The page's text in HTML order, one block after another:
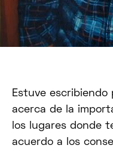
Estuve
acerca de la
los lugares donde
acuerdo a los